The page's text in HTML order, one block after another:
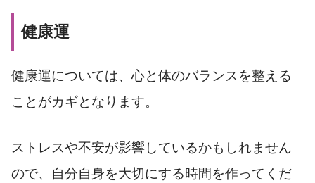
健康運
健康運については、心と体のバランスを整える
ことがカギとなります。
ストレスや不安が影響しているかもしれません
ので、自分自身を大切にする時間を作ってくだ